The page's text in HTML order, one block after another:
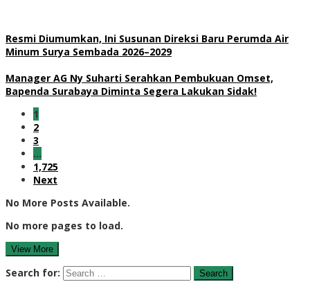
Resmi Diumumkan, Ini Susunan Direksi Baru Perumda Air
Minum Surya Sembada 2026–2029
Manager AG Ny Suharti Serahkan Pembukuan Omset,
Bapenda Surabaya Diminta Segera Lakukan Sidak!
1
2
3
…
1,725
Next
No More Posts Available.
No more pages to load.
View More
Search for: